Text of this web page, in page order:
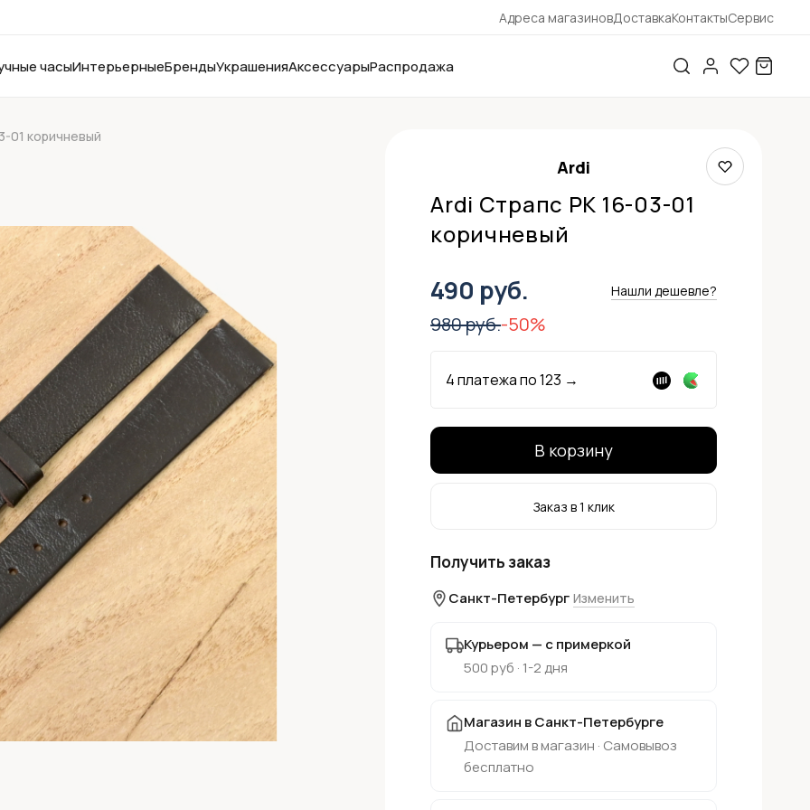
Адреса магазиновДоставкаКонтактыСервис
часыИнтерьерныеБрендыУкрашенияАксессуарыРаспродажа
01 коричневый
Ardi
Ardi Страпс РК 16-03-01
коричневый
490 руб. Нашли дешевле?
980 руб.-50%
4 платежа по123 →
В корзину
Заказ в 1 клик
Получить заказ
Санкт-Петербург Изменить
Курьером — с примеркой
500 руб · 1-2 дня
Магазин в Санкт-Петербурге
Доставим в магазин · Самовывоз
бесплатно